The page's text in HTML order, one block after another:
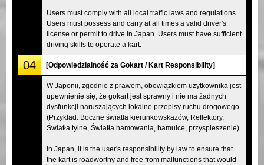
Users must comply with all local traffic laws and regulations.
Users must possess and carry at all times a valid driver's
license or permit to drive in Japan. Users must have sufficient
driving skills to operate a kart.
04 [Odpowiedzialność za Gokart / Kart Responsibility]
W Japonii, zgodnie z prawem, obowiązkiem użytkownika jest
upewnienie się, że gokart jest sprawny i nie ma żadnych
dysfunkcji naruszających lokalne przepisy ruchu drogowego.
(Przykład: Boczne światła kierunkowskazów, Reflektory,
Światła tylne, Światła hamowania, hamulce, przyspieszenie)
In Japan, it is the user's responsibility by law to ensure that
the kart is roadworthy and free from malfunctions that would